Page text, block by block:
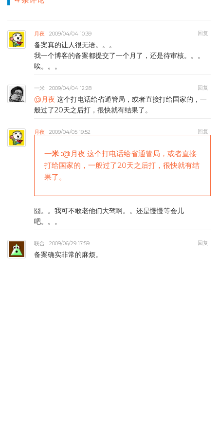
月夜 2009/04/04 10:39 回复
备案真的让人很无语。。。
我一个博客的备案都提交了一个月了，还是待审核。。。
唉。。。
一米 2009/04/04 12:28 回复
@月夜 这个打电话给省通管局，或者直接打给国家的，一
般过了20天之后打，很快就有结果了。
月夜 2009/04/05 19:52 回复
一米 :@月夜 这个打电话给省通管局，或者直接
打给国家的，一般过了20天之后打，很快就有结
果了。
囧。。我可不敢老他们大驾啊。。还是慢慢等会儿
吧。。。
联合 2009/06/29 17:59 回复
备案确实非常的麻烦。